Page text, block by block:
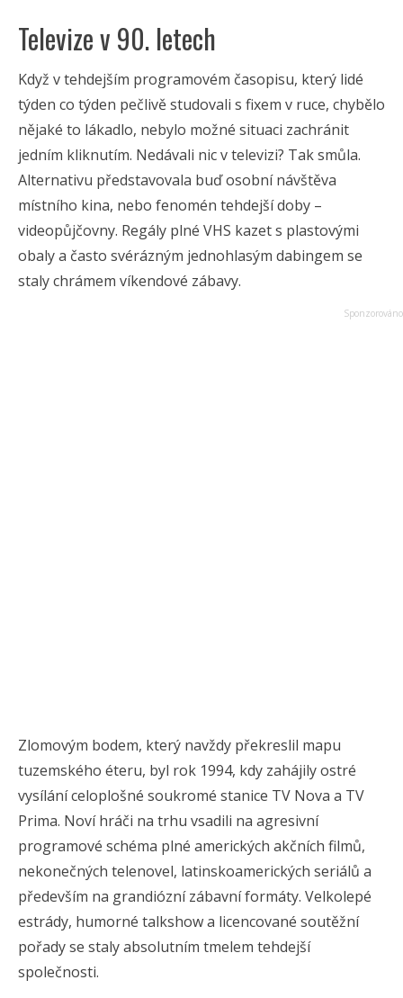
Televize v 90. letech
Když v tehdejším programovém časopisu, který lidé
týden co týden pečlivě studovali s fixem v ruce, chybělo
nějaké to lákadlo, nebylo možné situaci zachránit
jedním kliknutím. Nedávali nic v televizi? Tak smůla.
Alternativu představovala buď osobní návštěva
místního kina, nebo fenomén tehdejší doby –
videopůjčovny. Regály plné VHS kazet s plastovými
obaly a často svérázným jednohlasým dabingem se
staly chrámem víkendové zábavy.
Zlomovým bodem, který navždy překreslil mapu
tuzemského éteru, byl rok 1994, kdy zahájily ostré
vysílání celoplošné soukromé stanice TV Nova a TV
Prima. Noví hráči na trhu vsadili na agresivní
programové schéma plné amerických akčních filmů,
nekonečných telenovel, latinskoamerických seriálů a
především na grandiózní zábavní formáty. Velkolepé
estrády, humorné talkshow a licencované soutěžní
pořady se staly absolutním tmelem tehdejší
společnosti.